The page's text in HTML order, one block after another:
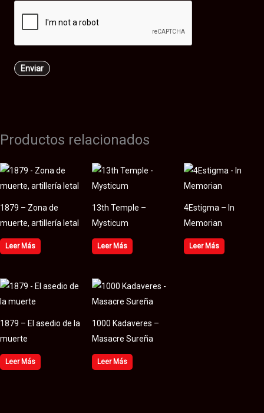
Productos relacionados
1879 – Zona de
muerte, artillería letal
Leer Más
13th Temple –
Mysticum
Leer Más
4Estigma – In
Memorian
Leer Más
1879 – El asedio de la
muerte
Leer Más
1000 Kadaveres –
Masacre Sureña
Leer Más